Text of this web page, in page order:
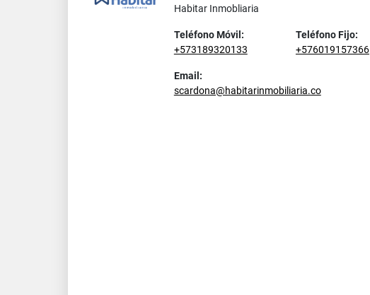
Habitar Inmobliaria
Teléfono Móvil:
+573189320133
Teléfono Fijo:
+576019157366
Email:
scardona@habitarinmobiliaria.co